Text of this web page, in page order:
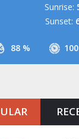
88 %
Sunrise:
Sunset: